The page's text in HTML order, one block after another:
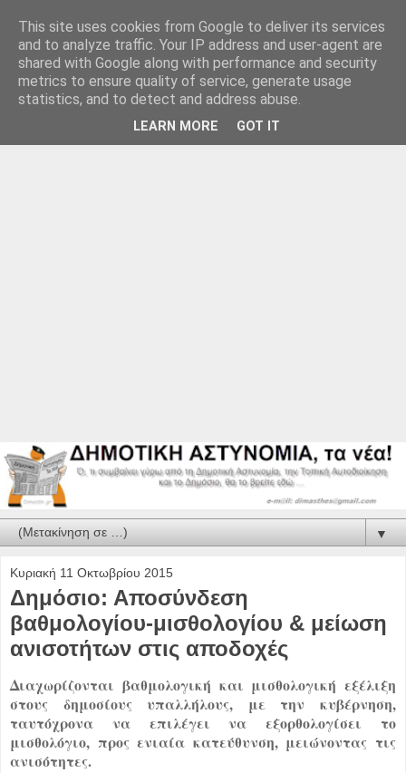
▼
Κυριακή 11 Οκτωβρίου 2015
Δημόσιο: Αποσύνδεση
βαθμολογίου-μισθολογίου & μείωση
ανισοτήτων στις αποδοχές
Διαχωρίζονται βαθμολογική και μισθολογική εξέλιξη
στους δημοσίους υπαλλήλους, με την κυβέρνηση,
ταυτόχρονα να επιλέγει να εξορθολογίσει το
μισθολόγιο, προς ενιαία κατεύθυνση, μειώνοντας τις
ανισότητες.
This site uses cookies from Google to deliver its services
and to analyze traffic. Your IP address and user-agent are
shared with Google along with performance and security
metrics to ensure quality of service, generate usage
statistics, and to detect and address abuse.
LEARN MORE GOT IT